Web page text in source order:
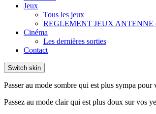
Jeux
Tous les jeux
REGLEMENT JEUX ANTENNE
Cinéma
Les dernières sorties
Contact
Switch skin
Passer au mode sombre qui est plus sympa pour
Passez au mode clair qui est plus doux sur vos